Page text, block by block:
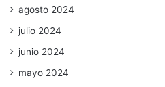
agosto 2024
julio 2024
junio 2024
mayo 2024